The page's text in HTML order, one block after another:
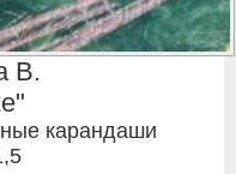
В.
карандаши